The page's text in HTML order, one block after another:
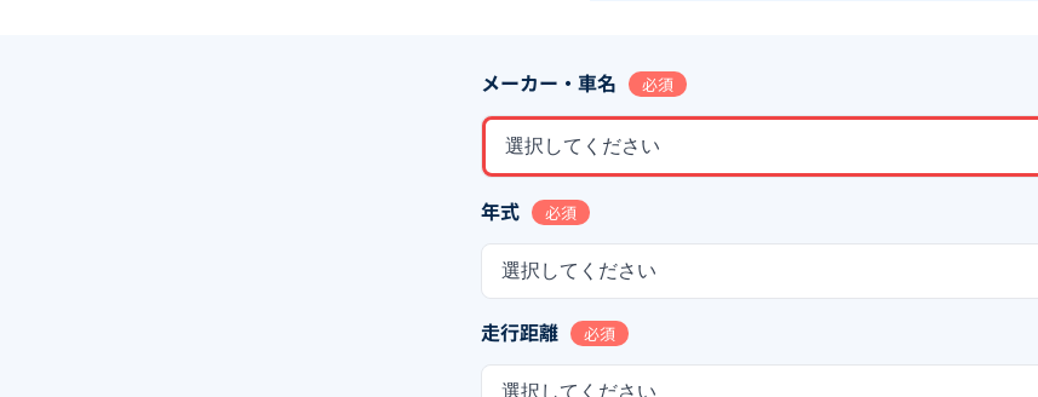
メーカー・車名 必須
選択してください
年式 必須
選択してください
走行距離 必須
選択してください